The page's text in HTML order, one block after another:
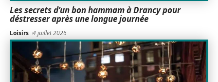
Les secrets d’un bon hammam à Drancy pour
déstresser après une longue journée
Loisirs 4 juillet 2026